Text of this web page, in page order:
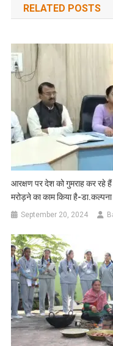
RELATED POSTS
आरक्षण पर देश को गुमराह कर रहे हैं
मरोड़ने का काम किया है-
September 20, 2024